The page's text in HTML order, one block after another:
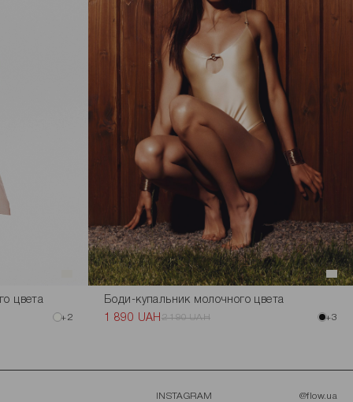
цвета
+2
Боди-купальник молочного цвета
1 890 UAH 2 190 UAH +3
INSTAGRAM @flow.ua